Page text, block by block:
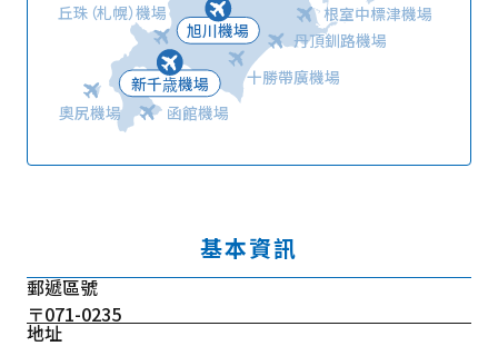
新千歳機場
丘珠（札幌）機場
函館機場
奧尻機場
旭川機場
根室中標津機場
丹頂釧路機場
十勝帶廣機場
基本資訊
郵遞區號
〒071-0235
地址